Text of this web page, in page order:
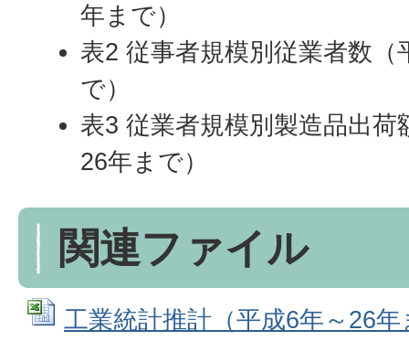
年まで）
表2 従事者規模別従業者数
で）
表3 従業者規模別製造品出
26年まで）
関連ファイル
工業統計推計（平成6年～26